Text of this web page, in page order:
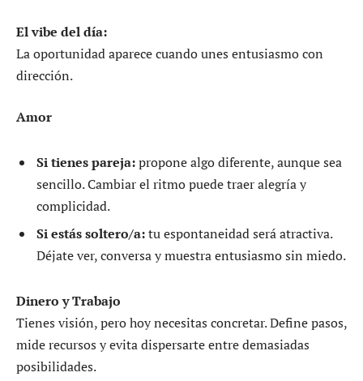
El vibe del día:
La oportunidad aparece cuando unes entusiasmo con
dirección.
Amor
Si tienes pareja:propone algo diferente, aunque sea
sencillo. Cambiar el ritmo puede traer alegría y
complicidad.
Si estás soltero/a:tu espontaneidad será atractiva.
Déjate ver, conversa y muestra entusiasmo sin miedo.
Dinero y Trabajo
Tienes visión, pero hoy necesitas concretar. Define pasos,
mide recursos y evita dispersarte entre demasiadas
posibilidades.